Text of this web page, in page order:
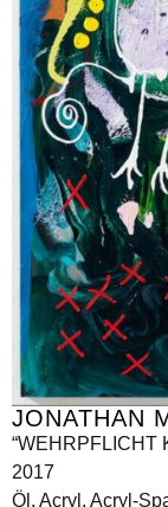
JONATHAN
“WEHRPFLICHT
2017
Öl, Acryl, Acryl-